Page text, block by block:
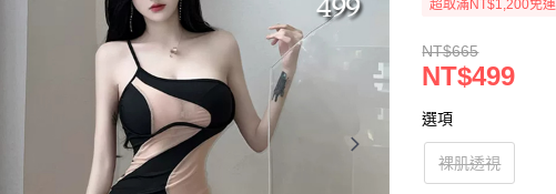
超取滿NT$1,200免運
NT$665
NT$499
選項
裸肌透視